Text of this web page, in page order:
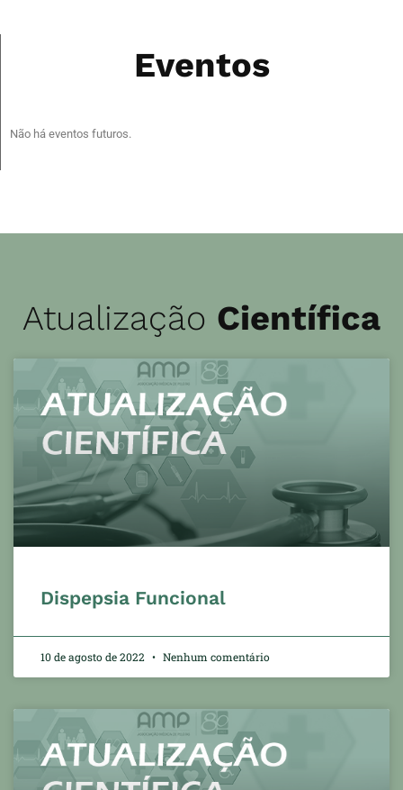
Eventos
Não há eventos futuros.
Atualização Científica
Dispepsia Funcional
10 de agosto de 2022 Nenhum comentário